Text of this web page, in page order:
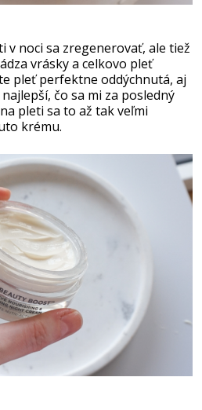
v noci sa zregenerovať, ale tiež
vrásky a celkovo pleť
pleť perfektne oddýchnutá, aj
čo sa mi za posledný
pleti sa to až tak veľmi
krému.